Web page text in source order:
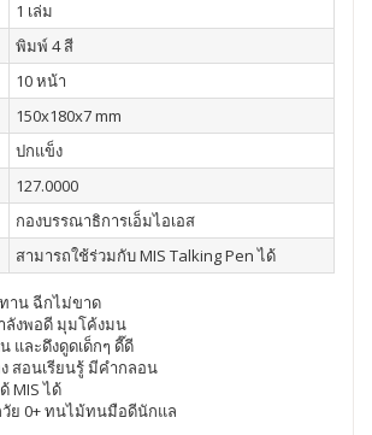
1 เล่ม
พิมพ์ 4 สี
10 หน้า
150x180x7 mm
ปกแข็ง
127.0000
กองบรรณาธิการเอ็มไอเอส
สามารถใช้ร่วมกับ MIS Talking Pen ได้
าน ฉีกไม่ขาด
ลังพอดี มุมโค้งมน
และดึงดูดเด็กๆ ดี๊ดี
สอนเรียนรู้ มีคำกลอน
MIS ได้
วัย 0+ ทนไม้ทนมือดีนักแล